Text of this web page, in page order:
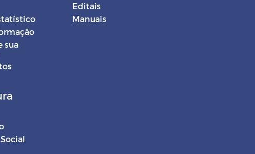
sua
Editais
Manuais